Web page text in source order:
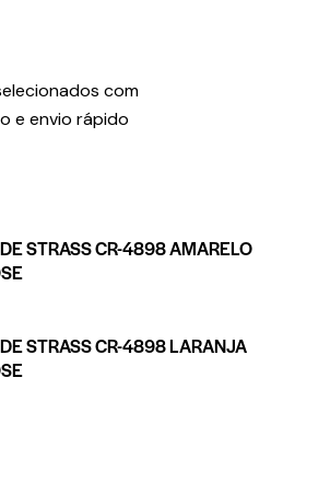
com
e envio rápido
STRASS CR-4898 AMARELO
STRASS CR-4898 LARANJA